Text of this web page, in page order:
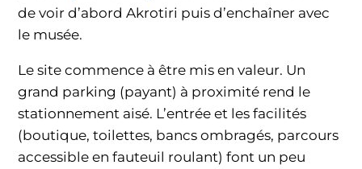
de voir d’abord Akrotiri puis d’enchaîner avec
le musée.
Le site commence à être mis en valeur. Un
grand parking (payant) à proximité rend le
stationnement aisé. L’entrée et les facilités
(boutique, toilettes, bancs ombragés, parcours
accessible en fauteuil roulant) font un peu